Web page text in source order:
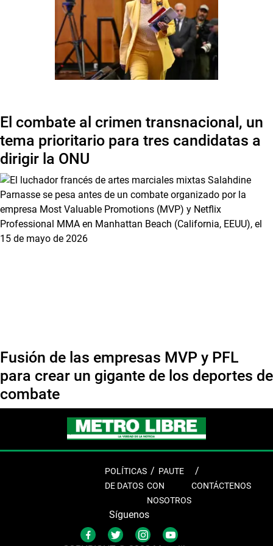
El combate al crimen transnacional, un
tema prioritario para tres candidatas a
dirigir la ONU
Fusión de las empresas MVP y PFL
para crear un gigante de los deportes de
combate
POLÍTICAS
DE DATOS
PAUTE
CON
NOSOTROS
CONTÁCTENOS
Síguenos